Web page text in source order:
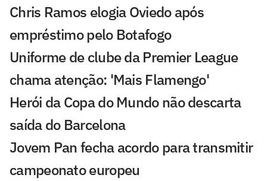
Chris Ramos elogia Oviedo após
empréstimo pelo Botafogo
Uniforme de clube da Premier League
chama atenção: 'Mais Flamengo'
Herói da Copa do Mundo não descarta
saída do Barcelona
Jovem Pan fecha acordo para transmitir
campeonato europeu